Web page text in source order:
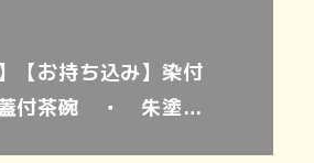
【お持ち込み】染付
付茶碗 ・ 朱塗…